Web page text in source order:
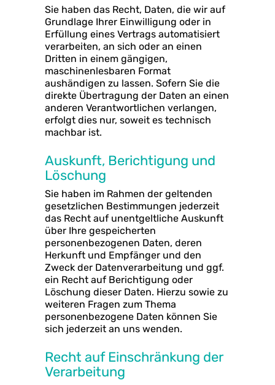
Sie haben das Recht, Daten, die wir auf
Grundlage Ihrer Einwilligung oder in
Erfüllung eines Vertrags automatisiert
verarbeiten, an sich oder an einen
Dritten in einem gängigen,
maschinenlesbaren Format
aushändigen zu lassen. Sofern Sie die
direkte Übertragung der Daten an einen
anderen Verantwortlichen verlangen,
erfolgt dies nur, soweit es technisch
machbar ist.
Auskunft, Berichtigung und
Löschung
Sie haben im Rahmen der geltenden
gesetzlichen Bestimmungen jederzeit
das Recht auf unentgeltliche Auskunft
über Ihre gespeicherten
personenbezogenen Daten, deren
Herkunft und Empfänger und den
Zweck der Datenverarbeitung und ggf.
ein Recht auf Berichtigung oder
Löschung dieser Daten. Hierzu sowie zu
weiteren Fragen zum Thema
personenbezogene Daten können Sie
sich jederzeit an uns wenden.
Recht auf Einschränkung der
Verarbeitung